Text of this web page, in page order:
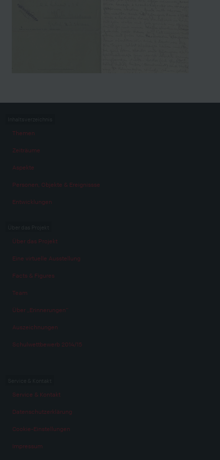
Themen
Zeiträume
Aspekte
Personen, Objekte & Ereignissse
Entwicklungen
Über das Projekt
Eine virtuelle Ausstellung
Facts & Figures
Team
Über „Erinnerungen“
Auszeichnungen
Schulwettbewerb 2014/15
Service & Kontakt
Datenschutzerklärung
Cookie-Einstellungen
Impressum